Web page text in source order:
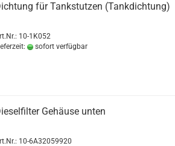
für Tankstutzen (Tankdichtung)
10-1K052
sofort verfügbar
Gehäuse unten
10-6A32059920